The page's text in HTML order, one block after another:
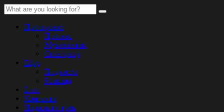
Про проект
Про нас
Музикантам
Співпраця
Ефір
Подкасти
Розклад
Блог
Контакти
Надіслати трек